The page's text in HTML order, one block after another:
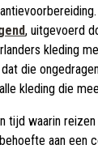
, uitgevoerd
kleding
die
kleding die
tijd waarin
aan een